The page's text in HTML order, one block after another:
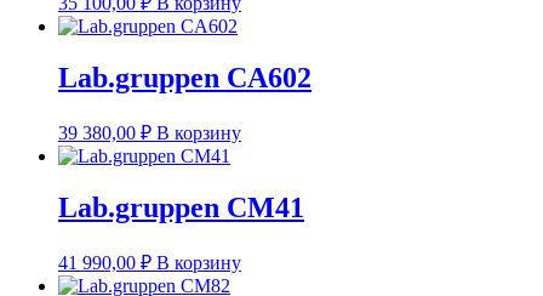
Lab.gruppen CA602
39 380,00 ₽ В корзину
Lab.gruppen CM41
41 990,00 ₽ В корзину